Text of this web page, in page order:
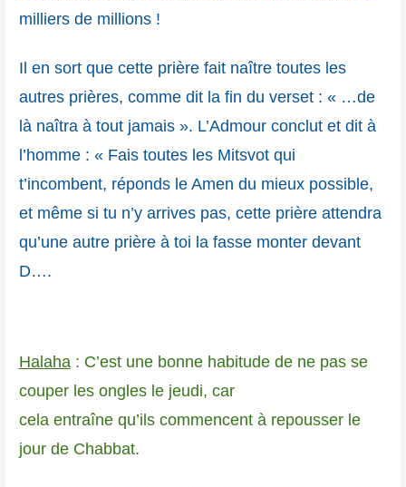
milliers de millions !
Il en sort que cette prière fait naître toutes les
autres prières, comme dit la fin du verset : « …de
là naîtra à tout jamais ». L’Admour conclut et dit à
l’homme : « Fais toutes les Mitsvot qui
t’incombent, réponds le Amen du mieux possible,
et même si tu n’y arrives pas, cette prière attendra
qu’une autre prière à toi la fasse monter devant
D….
Halaha : C’est une bonne habitude de ne pas se
couper les ongles le jeudi, car
cela entraîne qu’ils commencent à repousser le
jour de Chabbat.